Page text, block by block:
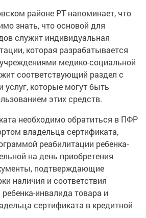
районе РТ напоминает, что
знать, что основой для
служит индивидуальная
которая разрабатывается
медико-социальной
соответствующий раздел с
услуг, которые могут быть
этих средств.
необходимо обратиться в ПФР
владельца сертификата,
реабилитации ребенка-
на день приобретения
подтверждающие
наличия и соответствия
инвалида товара и
сертификата в кредитной